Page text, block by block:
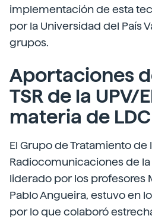
implementación de esta
por la Universidad del País
grupos.
Aportaciones
TSR de la UPV/
materia de LDC
El Grupo de Tratamiento de
Radiocomunicaciones de la
liderado por los profesores
Pablo Angueira, estuvo en
por lo que colaboró